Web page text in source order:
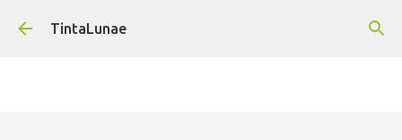
Ir al contenido principal
TintaLunae